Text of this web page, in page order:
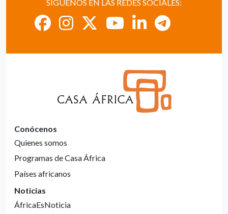
SÍGUENOS EN LAS REDES SOCIALES:
Conócenos
Quienes somos
Programas de Casa África
Países africanos
Noticias
ÁfricaEsNoticia